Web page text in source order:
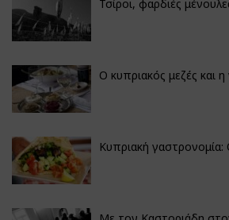
Τσίροι, φαρδιές
Ο κυπριακός μεζές και
Κυπριακή γαστρονομία: